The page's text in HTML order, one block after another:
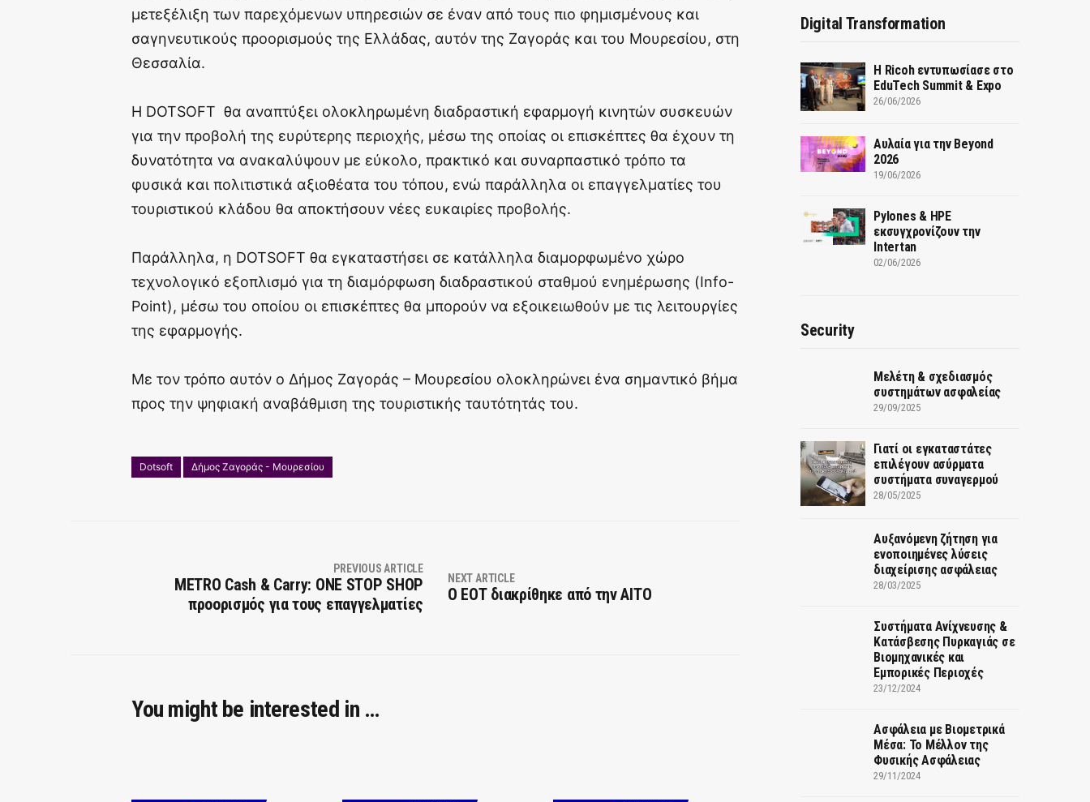
μετεξέλιξη των παρεχόμενων υπηρεσιών σε έναν από τους πιο φημισμένους και
σαγηνευτικούς προορισμούς της Ελλάδας, αυτόν της Ζαγοράς και του Μουρεσίου, στη
Θεσσαλία.
Η DOTSOFT θα αναπτύξει ολοκληρωμένη διαδραστική εφαρμογή κινητών συσκευών
για την προβολή της ευρύτερης περιοχής, μέσω της οποίας οι επισκέπτες θα έχουν τη
δυνατότητα να ανακαλύψουν με εύκολο, πρακτικό και συναρπαστικό τρόπο τα
φυσικά και πολιτιστικά αξιοθέατα του τόπου, ενώ παράλληλα οι επαγγελματίες του
τουριστικού κλάδου θα αποκτήσουν νέες ευκαιρίες προβολής.
Παράλληλα, η DOTSOFT θα εγκαταστήσει σε κατάλληλα διαμορφωμένο χώρο
τεχνολογικό εξοπλισμό για τη διαμόρφωση διαδραστικού σταθμού ενημέρωσης (Info-
Point), μέσω του οποίου οι επισκέπτες θα μπορούν να εξοικειωθούν με τις λειτουργίες
της εφαρμογής.
Με τον τρόπο αυτόν ο Δήμος Ζαγοράς – Μουρεσίου ολοκληρώνει ένα σημαντικό βήμα
προς την ψηφιακή αναβάθμιση της τουριστικής ταυτότητάς του.
Dotsoft Δήμος Ζαγοράς - Μουρεσίου
PREVIOUS ARTICLE
METRO Cash & Carry: ONE STOP SHOP
προορισμός για τους επαγγελματίες
NEXT ARTICLE
Ο ΕΟΤ διακρίθηκε από την AITO
You might be interested in …
Digital Transformation
Η Ricoh εντυπωσίασε στο
EduTech Summit & Expo
26/06/2026
Αυλαία για την Beyond
2026
19/06/2026
Pylones & HPE
εκσυγχρονίζουν την
Intertan
02/06/2026
Security
Μελέτη & σχεδιασμός
συστημάτων ασφαλείας
29/09/2025
Γιατί οι εγκαταστάτες
επιλέγουν ασύρματα
συστήματα συναγερμού
28/05/2025
Αυξανόμενη ζήτηση για
ενοποιημένες λύσεις
διαχείρισης ασφάλειας
28/03/2025
Συστήματα Ανίχνευσης &
Κατάσβεσης Πυρκαγιάς σε
Βιομηχανικές και
Εμπορικές Περιοχές
23/12/2024
Ασφάλεια με Βιομετρικά
Μέσα: Το Μέλλον της
Φυσικής Ασφάλειας
29/11/2024